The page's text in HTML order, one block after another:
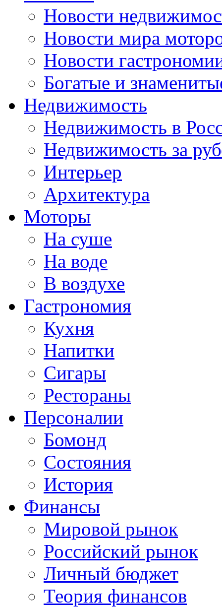
Новости
Новости мира
Новости
Богатые и
Недвижимость
Недвижимость в
Недвижимость за
Интерьер
Архитектура
Моторы
На суше
На воде
В воздухе
Гастрономия
Кухня
Напитки
Сигары
Рестораны
Персоналии
Бомонд
Состояния
История
Финансы
Мировой рынок
Российский рынок
Личный бюджет
Теория финансов